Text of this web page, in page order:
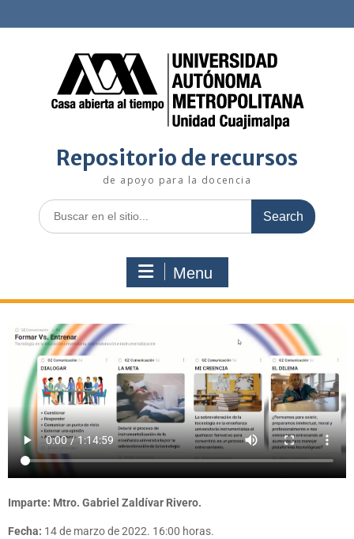
Repositorio de recursos
de apoyo para la docencia
Menu
Imparte: Mtro. Gabriel Zaldívar Rivero.
Fecha: 14 de marzo de 2022. 16:00 horas.